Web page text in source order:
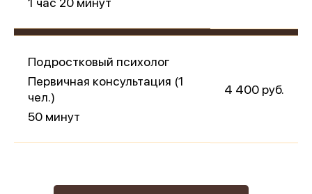
Подростковый психолог
Первичная консультация (1
чел.)
50 минут
4 400 руб.